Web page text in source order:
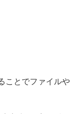
ことでファイルや